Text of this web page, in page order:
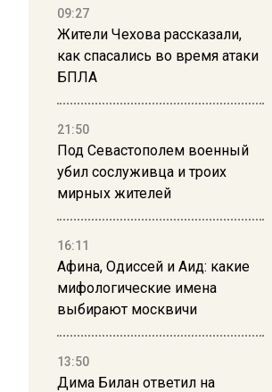
09:27
Жители Чехова рассказали,
как спасались во время атаки
БПЛА
21:50
Под Севастополем военный
убил сослуживца и троих
мирных жителей
16:11
Афина, Одиссей и Аид: какие
мифологические имена
выбирают москвичи
13:50
Дима Билан ответил на